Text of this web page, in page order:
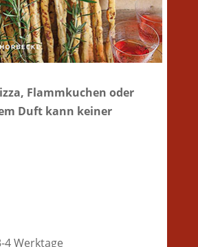
Flammkuchen oder
Duft kann keiner
4 Werktage